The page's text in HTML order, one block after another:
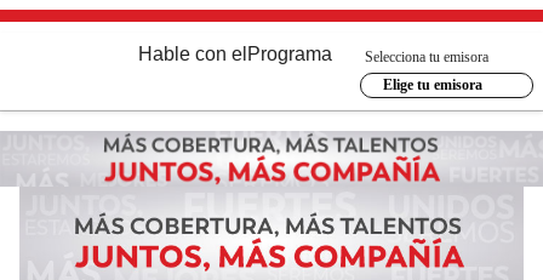
Hable con el Programa
Selecciona tu emisora
Elige tu emisora